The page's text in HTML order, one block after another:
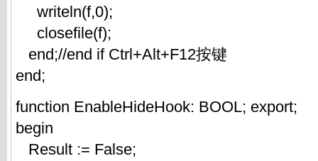
writeln(f,0);
closefile(f);
end;//end if Ctrl+Alt+F12按键
end;
function EnableHideHook: BOOL; export;
begin
Result := False;